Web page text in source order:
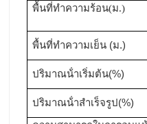
พื้นที่ทําความร้อน(ม.)
พื้นที่ทําความเย็น (ม.)
ปริมาณน้ําเริ่มต้น(%)
ปริมาณน้ําสําเร็จรูป(%)